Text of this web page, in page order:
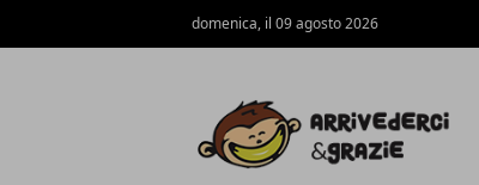
domenica, il 09 agosto 2026